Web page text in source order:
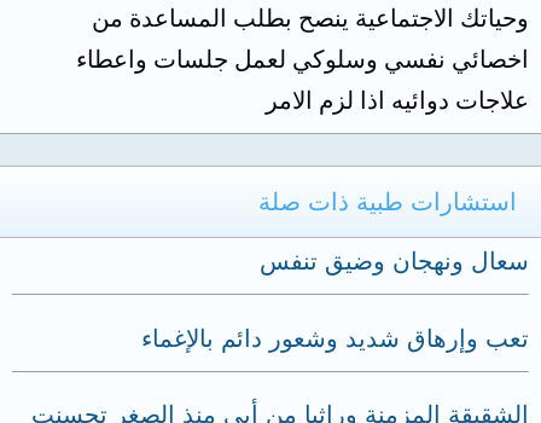
وحياتك الاجتماعية ينصح بطلب المساعدة من
اخصائي نفسي وسلوكي لعمل جلسات واعطاء
علاجات دوائيه اذا لزم الامر
استشارات طبية ذات صلة
سعال ونهجان وضيق تنفس
تعب وإرهاق شديد وشعور دائم بالإغماء
الشقيقة المزمنة وراثيا من أبي منذ الصغر تحسنت